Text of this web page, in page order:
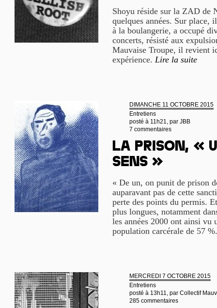
Shoyu réside sur la ZAD de
quelques années. Sur place,
à la boulangerie, a occupé
concerts, résisté aux
Mauvaise Troupe, il revient
expérience. Lire la suite
DIMANCHE 11 OCTOBRE 2015
Entretiens
posté à 11h21, par JBB
7 commentaires
La prison, «
sens »
« De un, on punit de prison
auparavant pas de cette
perte des points du permis.
plus longues, notamment
les années 2000 ont ainsi vu
population carcérale de 57
MERCREDI 7 OCTOBRE 2015
Entretiens
posté à 13h11, par Collectif
285 commentaires